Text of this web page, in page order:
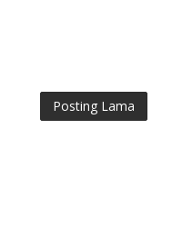
Posting Lama